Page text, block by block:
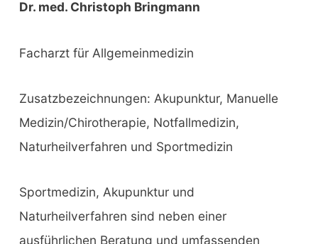
Dr. med. Christoph Bringmann
Facharzt für Allgemeinmedizin
Zusatzbezeichnungen: Akupunktur, Manuelle
Medizin/Chirotherapie, Notfallmedizin,
Naturheilverfahren und Sportmedizin
Sportmedizin, Akupunktur und
Naturheilverfahren sind neben einer
ausführlichen Beratung und umfassenden